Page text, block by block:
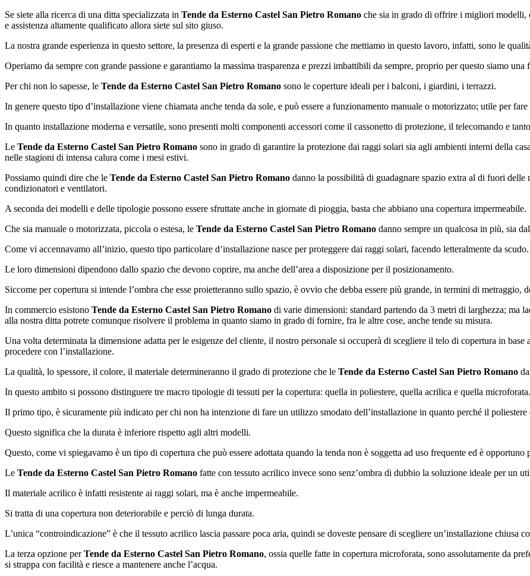
Se siete alla ricerca di una ditta specializzata in Tende da Esterno Castel San Pietro Romano che sia in grado di offrire i migliori modelli,
e assistenza altamente qualificato allora siete sul sito giuso.
La nostra grande esperienza in questo settore, la presenza di esperti e la grande passione che mettiamo in questo lavoro, infatti, sono le
Operiamo da sempre con grande passione e garantiamo la massima trasparenza e prezzi imbattibili da sempre, proprio per questo siamo una
Per chi non lo sapesse, le Tende da Esterno Castel San Pietro Romano sono le coperture ideali per i balconi, i giardini, i terrazzi.
In genere questo tipo d’installazione viene chiamata anche tenda da sole, e può essere a funzionamento manuale o motorizzato; utile per fare
In quanto installazione moderna e versatile, sono presenti molti componenti accessori come il cassonetto di protezione, il telecomando e
Le Tende da Esterno Castel San Pietro Romano sono in grado di garantire la protezione dai raggi solari sia agli ambienti interni della
nelle stagioni di intensa calura come i mesi estivi.
Possiamo quindi dire che le Tende da Esterno Castel San Pietro Romano danno la possibilità di guadagnare spazio extra al di fuori
condizionatori e ventilatori.
A seconda dei modelli e delle tipologie possono essere sfruttate anche in giornate di pioggia, basta che abbiano una copertura impermeabile.
Che sia manuale o motorizzata, piccola o estesa, le Tende da Esterno Castel San Pietro Romano danno sempre un qualcosa in più, sia
Come vi accennavamo all’inizio, questo tipo particolare d’installazione nasce per proteggere dai raggi solari, facendo letteralmente da scudo.
Le loro dimensioni dipendono dallo spazio che devono coprire, ma anche dell’area a disposizione per il posizionamento.
Siccome per copertura si intende l’ombra che esse proietteranno sullo spazio, è ovvio che debba essere più grande, in termini di metraggio,
In commercio esistono Tende da Esterno Castel San Pietro Romano di varie dimensioni: standard partendo da 3 metri di larghezza; ma
alla nostra ditta potrete comunque risolvere il problema in quanto siamo in grado di fornire, fra le altre cose, anche tende su misura.
Una volta determinata la dimensione adatta per le esigenze del cliente, il nostro personale si occuperà di scegliere il telo di copertura in
procedere con l’installazione.
La qualità, lo spessore, il colore, il materiale determineranno il grado di protezione che le Tende da Esterno Castel San Pietro Romano
In questo ambito si possono distinguere tre macro tipologie di tessuti per la copertura: quella in poliestere, quella acrilica e quella microforata.
Il primo tipo, è sicuramente più indicato per chi non ha intenzione di fare un utilizzo smodato dell’installazione in quanto perché il
Questo significa che la durata è inferiore rispetto agli altri modelli.
Questo, come vi spiegavamo è un tipo di copertura che può essere adottata quando la tenda non è soggetta ad uso frequente ed è
Le Tende da Esterno Castel San Pietro Romano fatte con tessuto acrilico invece sono senz’ombra di dubbio la soluzione ideale per un
Il materiale acrilico è infatti resistente ai raggi solari, ma è anche impermeabile.
Si tratta di una copertura non deteriorabile e perciò di lunga durata.
L’unica “controindicazione” è che il tessuto acrilico lascia passare poca aria, quindi se doveste pensare di scegliere un’installazione chiusa
La terza opzione perTende da Esterno Castel San Pietro Romano, ossia quelle fatte in copertura microforata, sono assolutamente da
si strappa con facilità e riesce a mantenere anche l’acqua.